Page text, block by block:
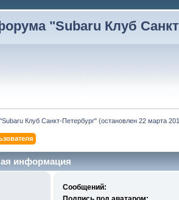
"Subaru Клуб
Клуб Санкт-Петербург" (остановлен 22 марта
информация
Сообщений: